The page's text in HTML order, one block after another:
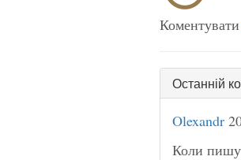
Коментувати
Останній
Olexandr
Коли